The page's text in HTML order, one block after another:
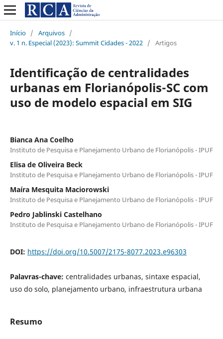
Início / Arquivos /
v. 1 n. Especial (2023): Summit Cidades - 2022 / Artigos
Identificação de centralidades
urbanas em Florianópolis-SC com
uso de modelo espacial em SIG
Bianca Ana Coelho
Instituto de Pesquisa e Planejamento Urbano de Florianópolis - IPUF
Elisa de Oliveira Beck
Instituto de Pesquisa e Planejamento Urbano de Florianópolis - IPUF
Maíra Mesquita Maciorowski
Instituto de Pesquisa e Planejamento Urbano de Florianópolis - IPUF
Pedro Jablinski Castelhano
Instituto de Pesquisa e Planejamento Urbano de Florianópolis - IPUF
DOI: https://doi.org/10.5007/2175-8077.2023.e96303
Palavras-chave: centralidades urbanas, sintaxe espacial,
uso do solo, planejamento urbano, infraestrutura urbana
Resumo